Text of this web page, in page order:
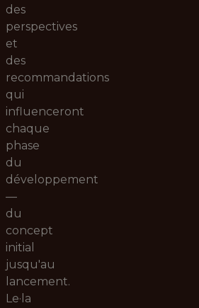
des
perspectives
et
des
recommandations
qui
influenceront
chaque
phase
du
développement
—
du
concept
initial
jusqu'au
lancement.
Le·la